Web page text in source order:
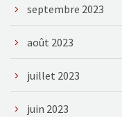
septembre 2023
août 2023
juillet 2023
juin 2023